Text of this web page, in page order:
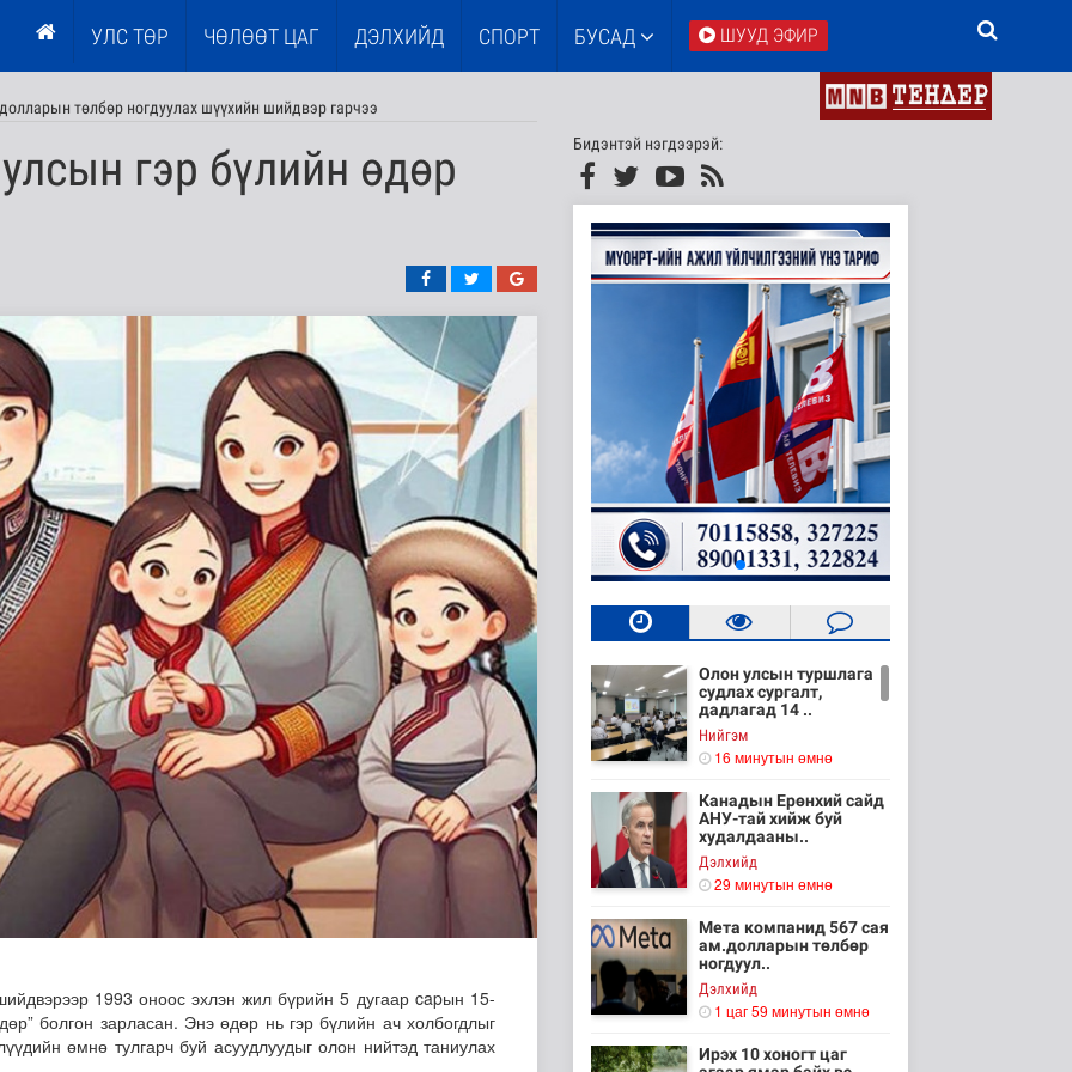
УЛС ТӨР ЧӨЛӨӨТ ЦАГ ДЭЛХИЙД СПОРТ БУСАД ШУУД ЭФИР
төлбөр ногдуулах шүүхийн шийдвэр гарчээ
байх вэ
гэр бүлийн өдөр
1993 оноос эхлэн жил бүрийн 5 дугаар capын 15-
болгон зарласан. Энэ өдөр нь гэр бүлийн ач холбогдлыг
өмнө тулгарч буй асуудлуудыг олон нийтэд таниулах
Бидэнтэй нэгдээрэй:
Олон улсын туршлага
судлах сургалт,
дадлагад 14 ..
Нийгэм
16 минутын өмнө
Канадын Ерөнхий сайд
АНУ-тай хийж буй
худалдааны..
Дэлхийд
29 минутын өмнө
Мета компанид 567 сая
ам.долларын төлбөр
ногдуул..
Дэлхийд
1 цаг 59 минутын өмнө
Ирэх 10 хоногт цаг